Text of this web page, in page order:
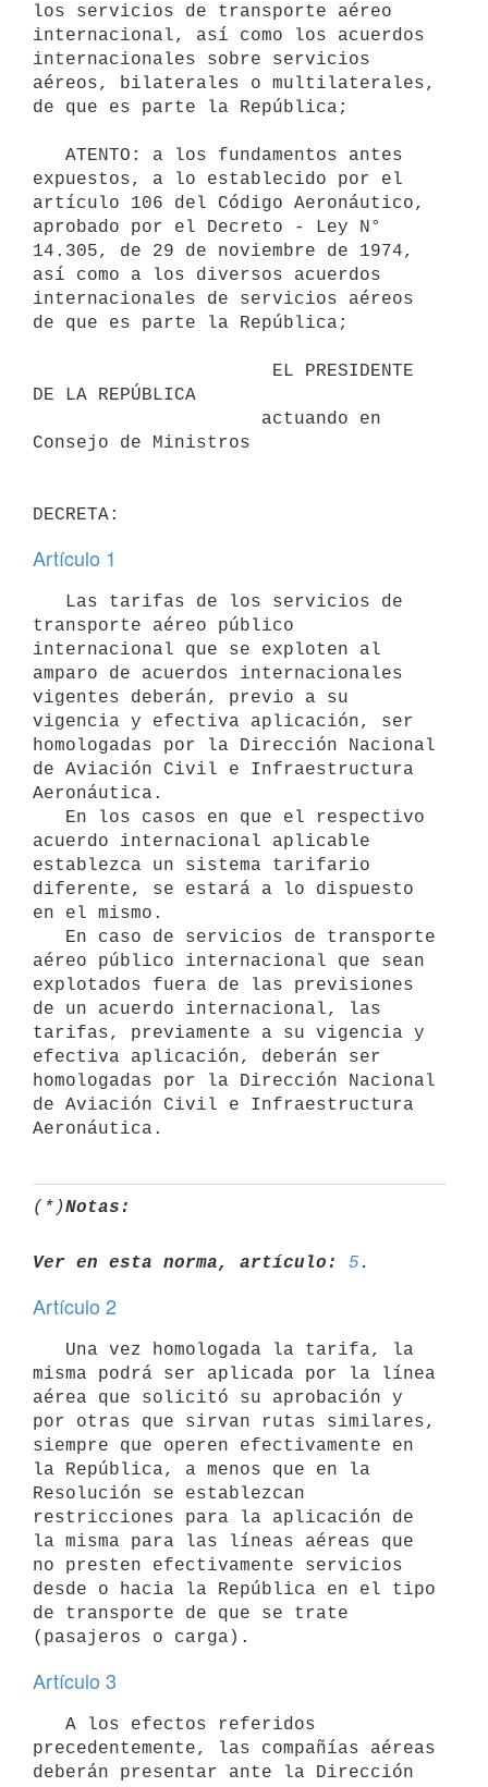
los servicios de transporte aéreo
internacional, así como los acuerdos
internacionales sobre servicios
aéreos, bilaterales o multilaterales,
de que es parte la República;
expuestos, a lo establecido por el
artículo 106 del Código Aeronáutico,
aprobado por el Decreto - Ley N°
14.305, de 29 de noviembre de 1974,
así como a los diversos acuerdos
internacionales de servicios aéreos
de que es parte la República;
DE LA REPÚBLICA
Consejo de Ministros
Artículo 1
transporte aéreo público
internacional que se exploten al
amparo de acuerdos internacionales
vigentes deberán, previo a su
vigencia y efectiva aplicación, ser
homologadas por la Dirección Nacional
de Aviación Civil e Infraestructura
Aeronáutica.
acuerdo internacional aplicable
establezca un sistema tarifario
diferente, se estará a lo dispuesto
en el mismo.
aéreo público internacional que sean
explotados fuera de las previsiones
de un acuerdo internacional, las
tarifas, previamente a su vigencia y
efectiva aplicación, deberán ser
homologadas por la Dirección Nacional
de Aviación Civil e Infraestructura
(*)Notas:
Ver en esta norma, artículo: 5
Artículo 2
misma podrá ser aplicada por la línea
aérea que solicitó su aprobación y
por otras que sirvan rutas similares,
siempre que operen efectivamente en
la República, a menos que en la
Resolución se establezcan
restricciones para la aplicación de
la misma para las líneas aéreas que
no presten efectivamente servicios
desde o hacia la República en el tipo
de transporte de que se trate
Artículo 3
precedentemente, las compañías aéreas
deberán presentar ante la Dirección